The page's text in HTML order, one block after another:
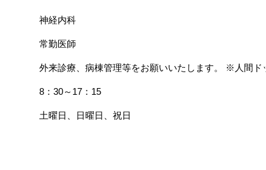
神経内科
常勤医師
外来診療、病棟管理等をお願いいたします。 ※人間ド
8：30～17：15
土曜日、日曜日、祝日